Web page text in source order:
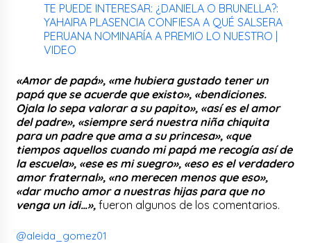
TE PUEDE INTERESAR: ¿DANIELA O BRUNELLA?:
YAHAIRA PLASENCIA CONFIESA A QUÉ SALSERA
PERUANA NOMINARÍA A PREMIO LO NUESTRO |
VIDEO
«Amor de papá», «me hubiera gustado tener un
papá que se acuerde que existo», «bendiciones.
Ojala lo sepa valorar a su papito», «así es el amor
del padre», «siempre será nuestra niña chiquita
para un padre que ama a su princesa», «que
tiempos aquellos cuando mi papá me recogía así de
la escuela», «ese es mi suegro», «eso es el verdadero
amor fraternal», «no merecen menos que eso»,
«dar mucho amor a nuestras hijas para que no
venga un idi…», fueron algunos de los comentarios.
@aleida_gomez01